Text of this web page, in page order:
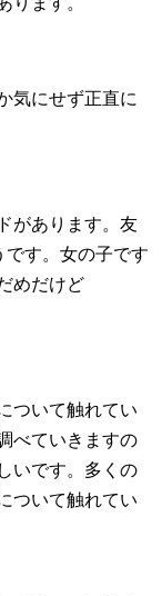
気にせず正直に
があります。友
す。女の子です
めだけど
ついて触れてい
べていきますの
いです。多くの
ついて触れてい